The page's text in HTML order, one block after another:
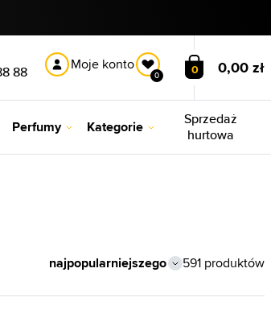
88 Moje konto
0 0 0,00 zł
Perfumy Kategorie
Sprzedaż
hurtowa
591 produktów